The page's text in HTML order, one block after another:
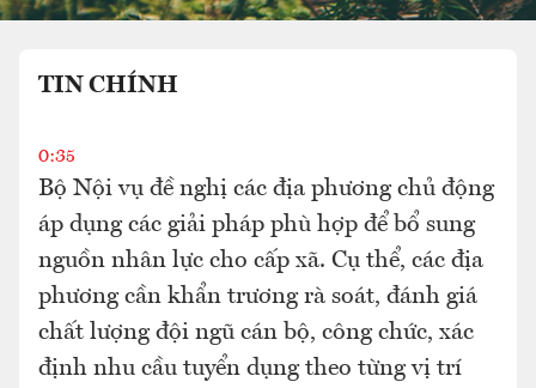
TIN CHÍNH
0:35
Bộ Nội vụ đề nghị các địa phương chủ động
áp dụng các giải pháp phù hợp để bổ sung
nguồn nhân lực cho cấp xã. Cụ thể, các địa
phương cần khẩn trương rà soát, đánh giá
chất lượng đội ngũ cán bộ, công chức, xác
định nhu cầu tuyển dụng theo từng vị trí